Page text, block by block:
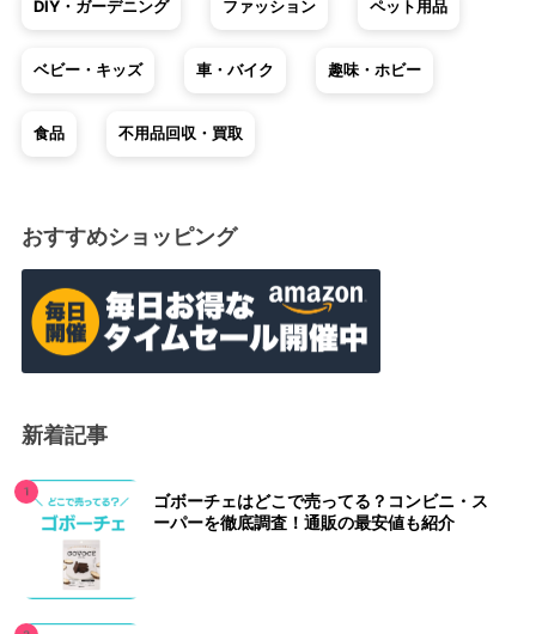
DIY・ガーデニング ファッション ペット用品
ベビー・キッズ 車・バイク 趣味・ホビー
食品 不用品回収・買取
おすすめショッピング
新着記事
ゴボーチェはどこで売ってる？コンビニ・ス
ーパーを徹底調査！通販の最安値も紹介